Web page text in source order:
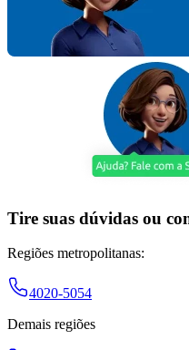
Tire suas dúvidas ou
Regiões metropolitanas:
4020-5054
Demais regiões